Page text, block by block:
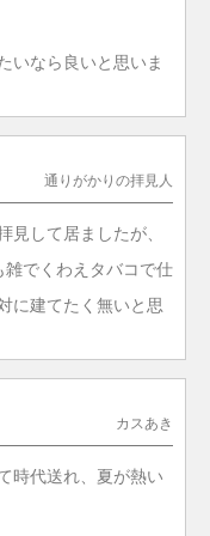
いなら良いと思いま
通りがかりの拝見人
見して居ましたが、
でくわえタバコで仕
に建てたく無いと思
カスあき
時代送れ、夏が熱い